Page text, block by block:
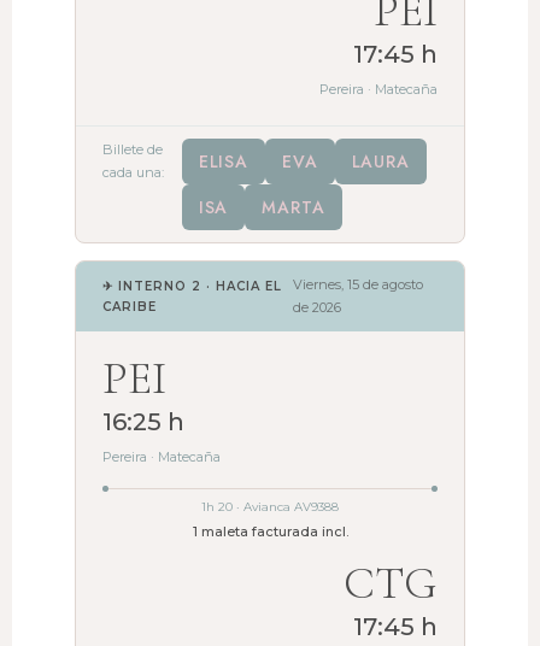
17:45 h
Pereira · Matecaña
Billete de
cada una:
ELISA EVA
LAURA
ISA
MARTA
✈ INTERNO 2 · HACIA EL
CARIBE
Viernes, 15 de agosto
de 2026
PEI
16:25 h
Pereira · Matecaña
1h 20 · Avianca AV9388
1 maleta facturada incl.
CTG
17:45 h